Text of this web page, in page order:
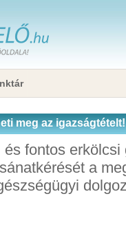
meg az igazságtételt!
fontos erkölcsi
a